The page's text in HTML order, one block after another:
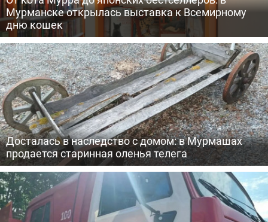
Мурманске открылась выставка к Всемирному
дню кошек
Досталась в наследство с домом: в Мурмашах
продается старинная оленья телега